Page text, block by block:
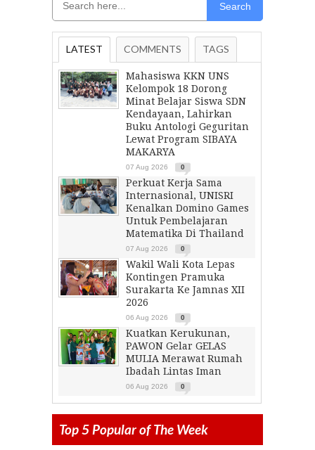
Search
LATEST COMMENTS TAGS
Mahasiswa KKN UNS
Kelompok 18 Dorong
Minat Belajar Siswa SDN
Kendayaan, Lahirkan
Buku Antologi Geguritan
Lewat Program SIBAYA
MAKARYA
07 Aug 2026 0
Perkuat Kerja Sama
Internasional, UNISRI
Kenalkan Domino Games
Untuk Pembelajaran
Matematika Di Thailand
07 Aug 2026 0
Wakil Wali Kota Lepas
Kontingen Pramuka
Surakarta Ke Jamnas XII
2026
06 Aug 2026 0
Kuatkan Kerukunan,
PAWON Gelar GELAS
MULIA Merawat Rumah
Ibadah Lintas Iman
06 Aug 2026 0
Top 5 Popular of The Week